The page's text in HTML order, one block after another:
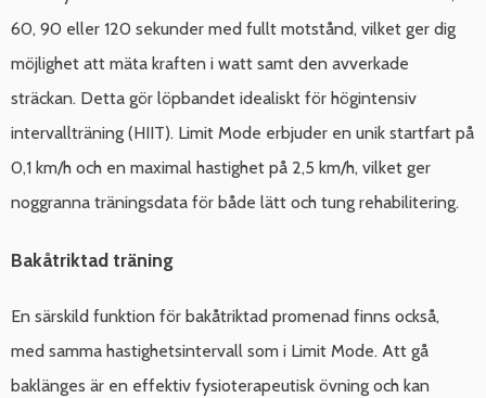
60, 90 eller 120 sekunder med fullt motstånd, vilket ger dig
möjlighet att mäta kraften i watt samt den avverkade
sträckan. Detta gör löpbandet idealiskt för högintensiv
intervallträning (HIIT). Limit Mode erbjuder en unik startfart på
0,1 km/h och en maximal hastighet på 2,5 km/h, vilket ger
noggranna träningsdata för både lätt och tung rehabilitering.
Bakåtriktad träning
En särskild funktion för bakåtriktad promenad finns också,
med samma hastighetsintervall som i Limit Mode. Att gå
baklänges är en effektiv fysioterapeutisk övning och kan